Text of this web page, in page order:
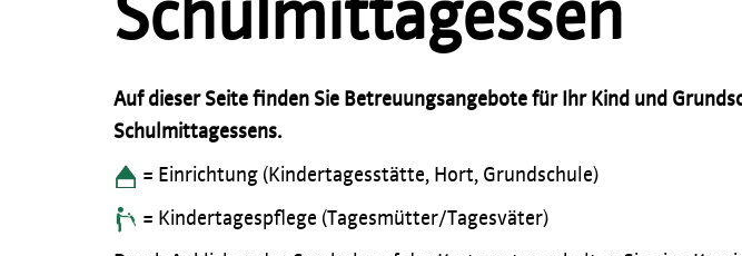
Schulmittagessen
Auf dieser Seite finden Sie Betreuungsangebote für Ihr Kind und
Schulmittagessens.
= Einrichtung (Kindertagesstätte, Hort, Grundschule)
= Kindertagespflege (Tagesmütter/Tagesväter)